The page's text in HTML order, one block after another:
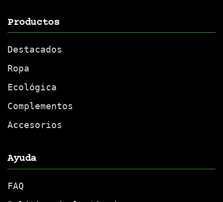
Productos
Destacados
Ropa
Ecológica
Complementos
Accesorios
Ayuda
FAQ